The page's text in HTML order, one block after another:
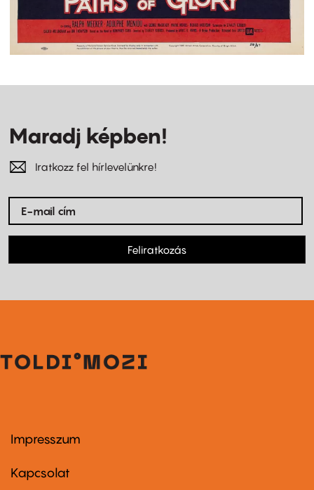
Maradj képben!
Iratkozz fel hírlevelünkre!
Feliratkozás
Footer
first
Impresszum
Kapcsolat